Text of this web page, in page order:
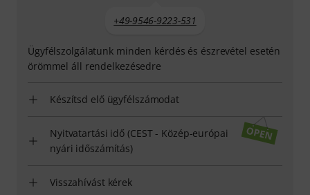
+49-9546-9223-531
Ügyfélszolgálatunk minden kérdés és észrevétel esetén
örömmel áll rendelkezésedre
Készítsd elő ügyfélszámodat
Nyitvatartási idő (CEST - Közép-európai
nyári időszámítás)
Visszahívást kérek